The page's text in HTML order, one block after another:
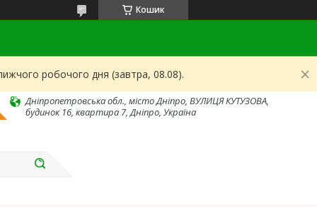
Кошик
робочого дня (завтра, 08.08).
Дніпропетровська обл., місто Дніпро, ВУЛИЦЯ КУТУЗОВА,
будинок 16, квартира 7, Дніпро, Україна